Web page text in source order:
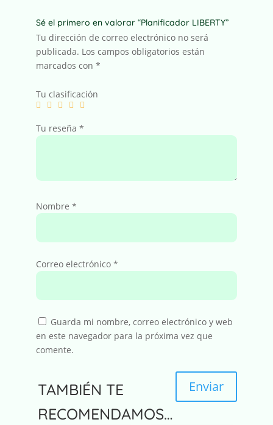
Sé el primero en valorar “Planificador LIBERTY”
Tu dirección de correo electrónico no será
publicada. Los campos obligatorios están
marcados con *
Tu clasificación
Tu reseña *
Nombre *
Correo electrónico *
Guarda mi nombre, correo electrónico y web
en este navegador para la próxima vez que
comente.
Enviar
A
TAMBIÉN TE
RECOMENDAMOS…